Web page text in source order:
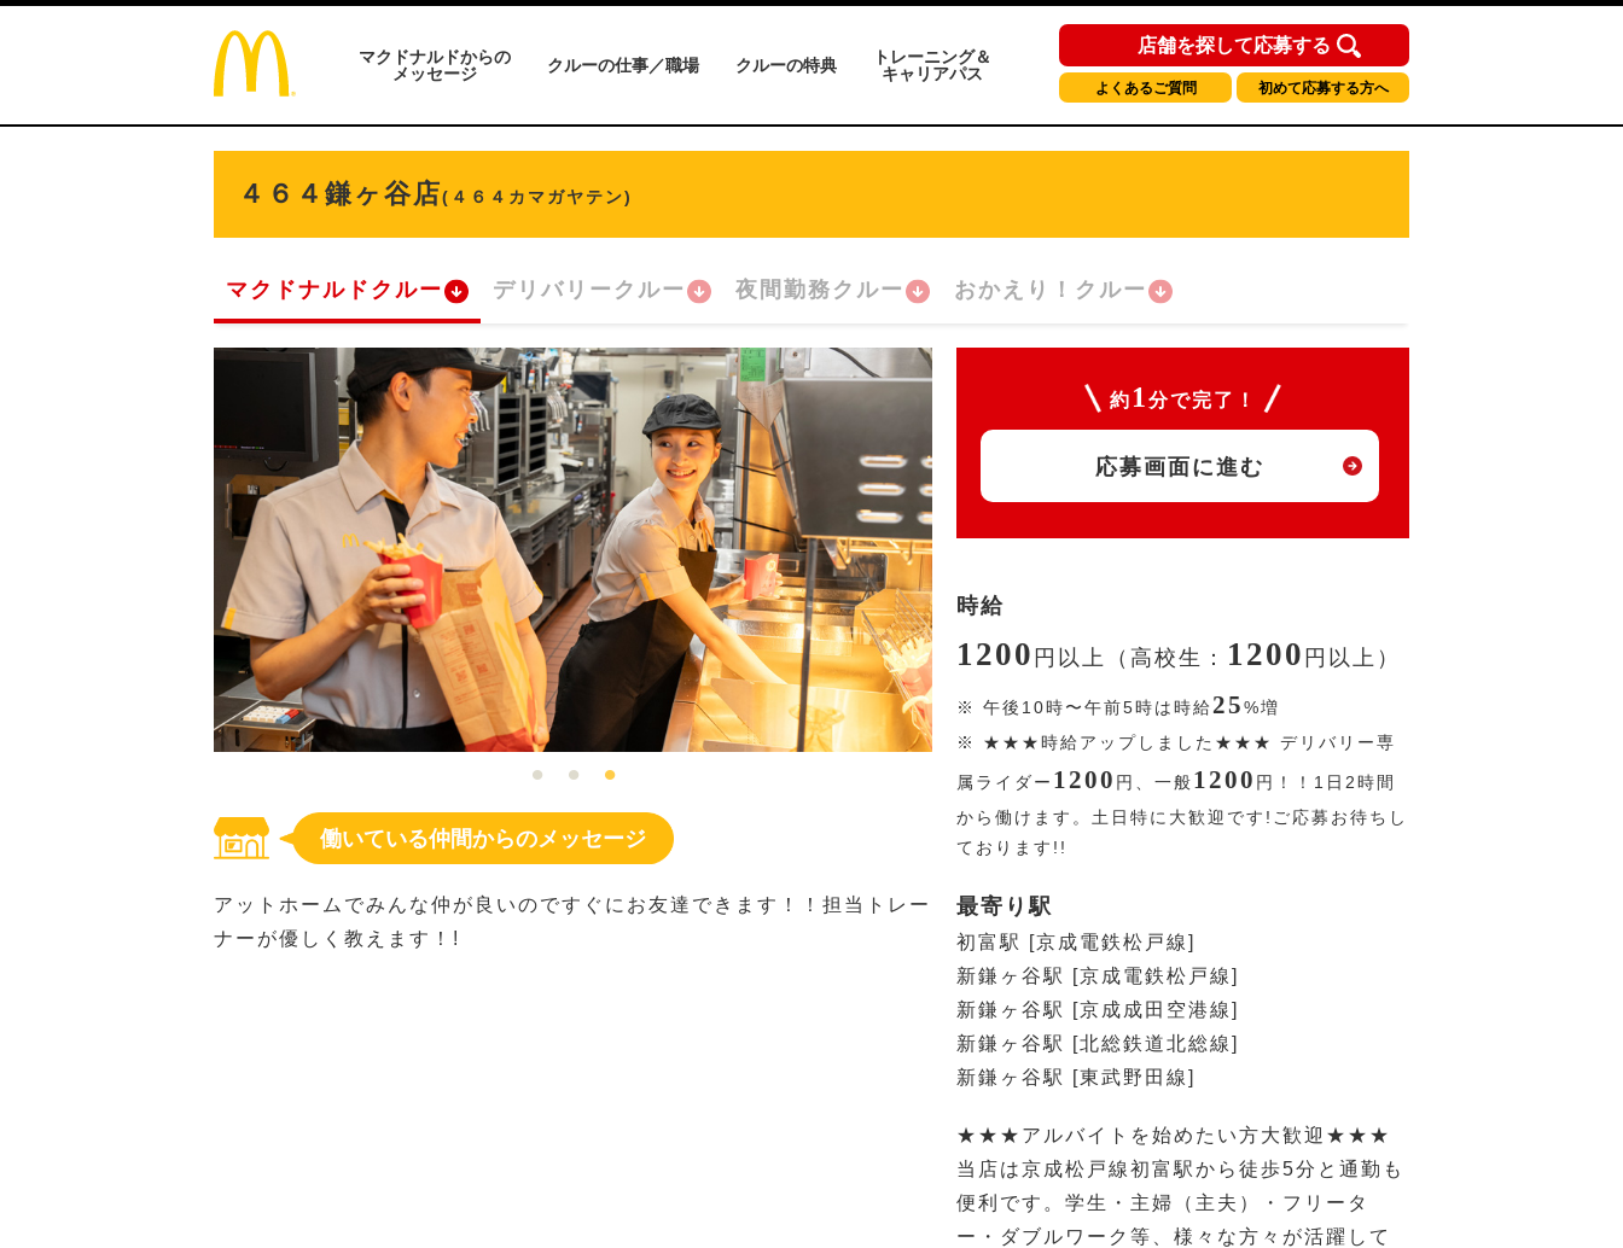
マクドナルドからの
メッセージ
クルーの仕事／職場 クルーの特典
トレーニング＆
キャリアパス
店舗を探して応募する
よくあるご質問 初めて応募する方へ
４６４鎌ヶ谷店(４６４カマガヤテン)
マクドナルドクルー デリバリークルー 夜間勤務クルー おかえり！クルー
働いている仲間からのメッセージ
アットホームでみんな仲が良いのですぐにお友達できます！！担当トレー
ナーが優しく教えます！!
約 1 分で完了！
応募画面に進む
時給
1200 円 以上（高校生： 1200 円 以上）
※ 午後10時〜午前5時は時給25%増
※ ★★★時給アップしました★★★ デリバリー専
属ライダー 1200 円 、一般1200 円
！！1日2時間
から働けます。土日特に大歓迎です!ご応募お待ちし
ております!!
最寄り駅
初富駅 [京成電鉄松戸線]
新鎌ヶ谷駅 [京成電鉄松戸線]
新鎌ヶ谷駅 [京成成田空港線]
新鎌ヶ谷駅 [北総鉄道北総線]
新鎌ヶ谷駅 [東武野田線]
★★★アルバイトを始めたい方大歓迎★★★
当店は京成松戸線初富駅から徒歩5分と通勤も
便利です。学生・主婦（主夫）・フリータ
ー・ダブルワーク等、様々な方々が活躍して